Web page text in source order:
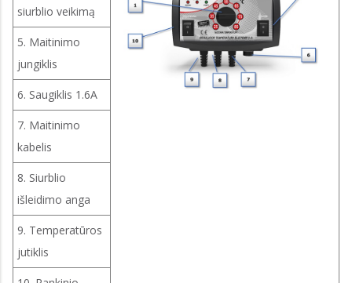
siurblio veikimą
5. Maitinimo
jungiklis
6. Saugiklis 1.6A
7. Maitinimo
kabelis
8. Siurblio
išleidimo anga
9. Temperatūros
jutiklis